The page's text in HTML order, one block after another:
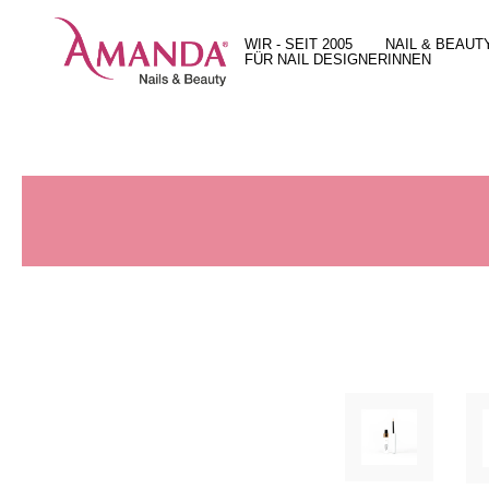
WIR - SEIT 2005 NAIL &
FÜR NAIL DESIGNERINNEN